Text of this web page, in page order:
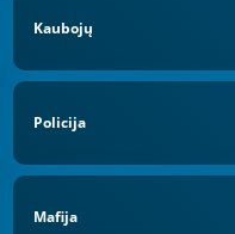
Kaubojų
Policija
Mafija